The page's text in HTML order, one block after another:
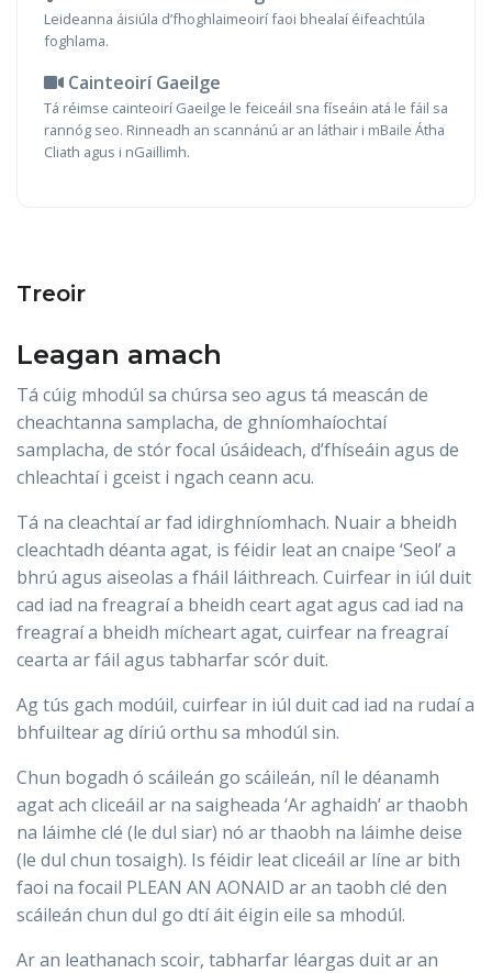
Leideanna áisiúla d’fhoghlaimeoirí faoi bhealaí éifeachtúla
foghlama.
Cainteoirí Gaeilge
Tá réimse cainteoirí Gaeilge le feiceáil sna físeáin atá le fáil sa
rannóg seo. Rinneadh an scannánú ar an láthair i mBaile Átha
Cliath agus i nGaillimh.
Treoir
Leagan amach
Tá cúig mhodúl sa chúrsa seo agus tá meascán de
cheachtanna samplacha, de ghníomhaíochtaí
samplacha, de stór focal úsáideach, d’fhíseáin agus de
chleachtaí i gceist i ngach ceann acu.
Tá na cleachtaí ar fad idirghníomhach. Nuair a bheidh
cleachtadh déanta agat, is féidir leat an cnaipe ‘Seol’ a
bhrú agus aiseolas a fháil láithreach. Cuirfear in iúl duit
cad iad na freagraí a bheidh ceart agat agus cad iad na
freagraí a bheidh mícheart agat, cuirfear na freagraí
cearta ar fáil agus tabharfar scór duit.
Ag tús gach modúil, cuirfear in iúl duit cad iad na rudaí a
bhfuiltear ag díriú orthu sa mhodúl sin.
Chun bogadh ó scáileán go scáileán, níl le déanamh
agat ach cliceáil ar na saigheada ‘Ar aghaidh’ ar thaobh
na láimhe clé (le dul siar) nó ar thaobh na láimhe deise
(le dul chun tosaigh). Is féidir leat cliceáil ar líne ar bith
faoi na focail PLEAN AN AONAID ar an taobh clé den
scáileán chun dul go dtí áit éigin eile sa mhodúl.
Ar an leathanach scoir, tabharfar léargas duit ar an